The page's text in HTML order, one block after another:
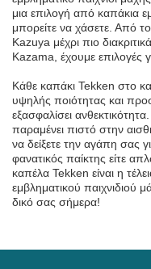
μια επιλογή από καπάκια
μπορείτε να χάσετε. Από
Kazuya μέχρι πιο
Kazama, έχουμε επιλογές
Κάθε καπάκι Tekken στο
υψηλής ποιότητας και
εξασφαλίσει
παραμένει πιστό στην
να δείξετε την αγάπη σας
φανατικός παίκτης είτε
καπέλα Tekken είναι η
εμβληματικού παιχνιδιού
δικό σας σήμερα!